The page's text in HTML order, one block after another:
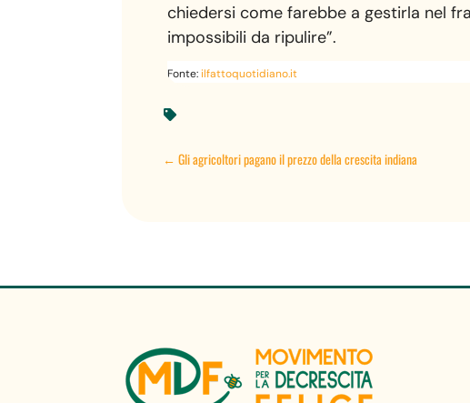
chiedersi come farebbe a gestirla nel
impossibili da ripulire”.
Fonte: ilfattoquotidiano.it

←Gli agricoltori pagano il prezzo della crescita indiana